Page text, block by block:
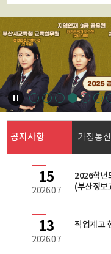
공지사항
2026학년
(부산정보
15
2026.07
직업계고
13
2026.07
가정통